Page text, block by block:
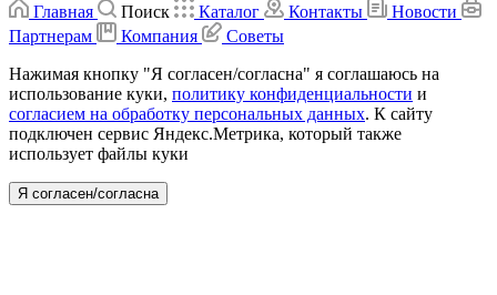
Главная Поиск Каталог Контакты
Новости
Партнерам
Компания
Советы
Нажимая кнопку "Я согласен/согласна" я соглашаюсь на
использование куки, политику конфиденциальности и
согласием на обработку персональных данных. К сайту
подключен сервис Яндекс.Метрика, который также
использует файлы куки
Я согласен/согласна